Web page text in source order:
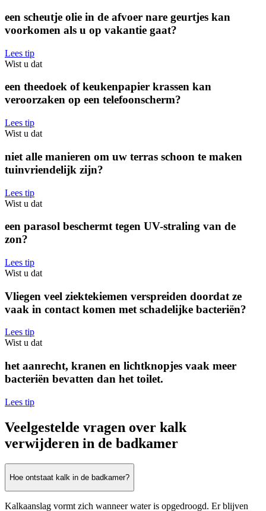
een scheutje olie in de afvoer nare geurtjes kan
voorkomen als u op vakantie gaat?
Lees tip
Wist u dat
een theedoek of keukenpapier krassen kan
veroorzaken op een telefoonscherm?
Lees tip
Wist u dat
niet alle manieren om uw terras schoon te maken
tuinvriendelijk zijn?
Lees tip
Wist u dat
een parasol beschermt tegen UV-straling van de
zon?
Lees tip
Wist u dat
Vliegen veel ziektekiemen verspreiden doordat ze
vaak in contact komen met schadelijke bacteriën?
Lees tip
Wist u dat
het aanrecht, kranen en lichtknopjes vaak meer
bacteriën bevatten dan het toilet.
Lees tip
Veelgestelde vragen over kalk
verwijderen in de badkamer
Hoe ontstaat kalk in de badkamer?
Kalkaanslag vormt zich wanneer water is opgedroogd. Er blijven